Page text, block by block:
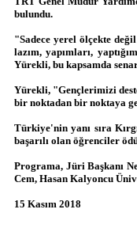
bulundu.
"Sadece yerel ölçekte
lazım, yapımları,
Yürekli, bu kapsamda
Yürekli, "Gençlerimizi
bir noktadan bir noktaya
Türkiye'nin yanı sıra
başarılı olan öğrenciler
Programa, Jüri Başkanı
Cem, Hasan Kalyoncu
15 Kasım 2018